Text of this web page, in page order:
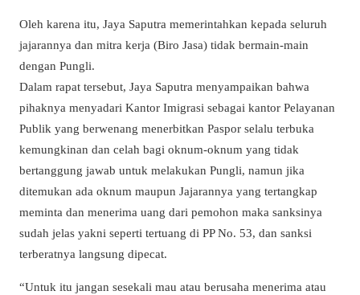
Oleh karena itu, Jaya Saputra memerintahkan kepada seluruh
jajarannya dan mitra kerja (Biro Jasa) tidak bermain-main
dengan Pungli.
Dalam rapat tersebut, Jaya Saputra menyampaikan bahwa
pihaknya menyadari Kantor Imigrasi sebagai kantor Pelayanan
Publik yang berwenang menerbitkan Paspor selalu terbuka
kemungkinan dan celah bagi oknum-oknum yang tidak
bertanggung jawab untuk melakukan Pungli, namun jika
ditemukan ada oknum maupun Jajarannya yang tertangkap
meminta dan menerima uang dari pemohon maka sanksinya
sudah jelas yakni seperti tertuang di PP No. 53, dan sanksi
terberatnya langsung dipecat.
“Untuk itu jangan sesekali mau atau berusaha menerima atau